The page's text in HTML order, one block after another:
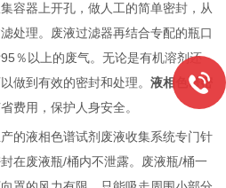
容器上开孔，做人工的简单密封，从
处理。废液过滤器再结合专配的瓶口
％以上的废气。无论是有机溶剂还
做到有效的密封和处理。液相色谱密
费用，保护人身安全。
的液相色谱试剂废液收集系统专门针
在废液瓶/桶内不泄露。 废液瓶/桶一